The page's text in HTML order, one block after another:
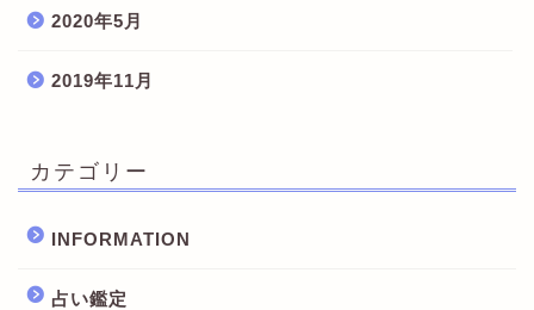
2020年5月
2019年11月
カテゴリー
INFORMATION
占い鑑定